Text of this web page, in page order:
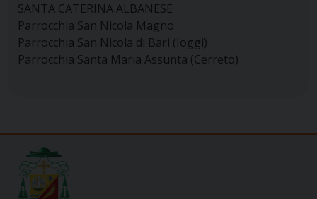
SANTA CATERINA ALBANESE
Parrocchia San Nicola Magno
Parrocchia San Nicola di Bari (Ioggi)
Parrocchia Santa Maria Assunta (Cerreto)